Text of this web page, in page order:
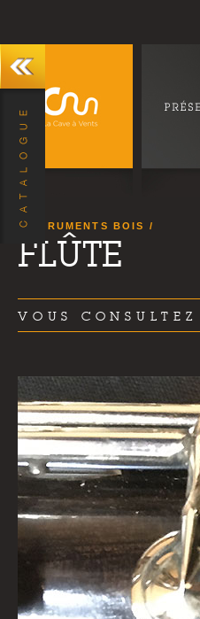
INSTRUMENTS BOIS
FLÛTE
VOUS